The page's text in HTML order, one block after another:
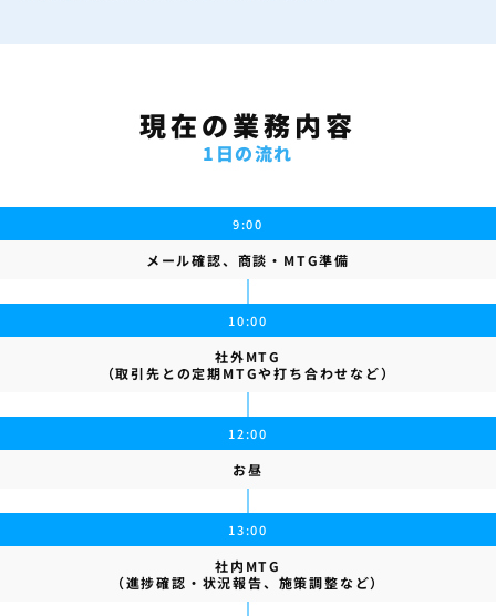
現在の業務内容
1日の流れ
9:00
メール確認、商談・MTG準備
10:00
社外MTG
（取引先との定期MTGや打ち合わせなど）
12:00
お昼
13:00
社内MTG
（進捗確認・状況報告、施策調整など）